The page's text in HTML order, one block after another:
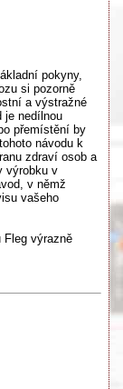
pokyny,
si pozorně
a výstražné
je nedílnou
přemístění by
návodu k
zdraví osob a
výrobku v
v němž
vašeho
Fleg výrazně